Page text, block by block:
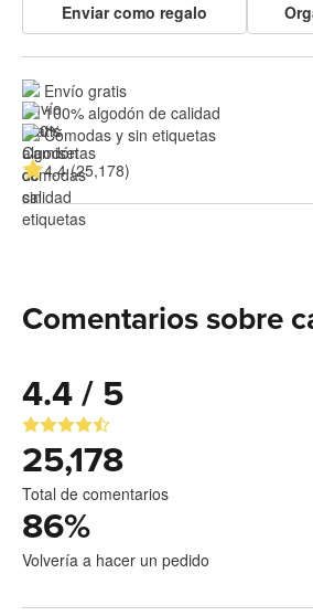
Enviar como regalo
Envío gratis
100% algodón de calidad
Cómodas y sin etiquetas
4.4 (25,178)
Comentarios sobre
4.4 / 5
25,178
Total de comentarios
86%
Volvería a hacer un pedido